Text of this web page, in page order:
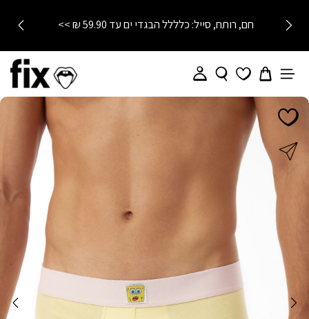
חם, רותח, סייל: כלללל הבגדי ים עד 59.90 ₪ >>